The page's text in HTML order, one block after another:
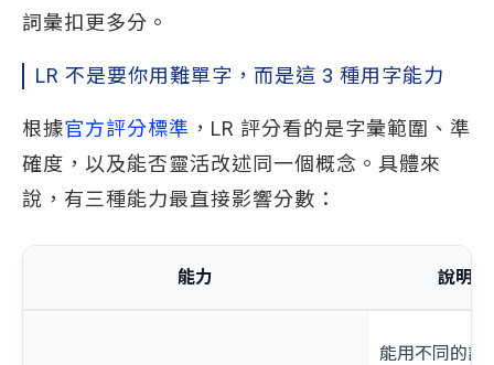
詞彙扣更多分。
LR 不是要你用難單字，而是這 3 種用字能力
根據官方評分標準 ，LR 評分看的是字彙範圍、準
確度，以及能否靈活改述同一個概念。具體來
說，有三種能力最直接影響分數：
能力 說明
能用不同的詞